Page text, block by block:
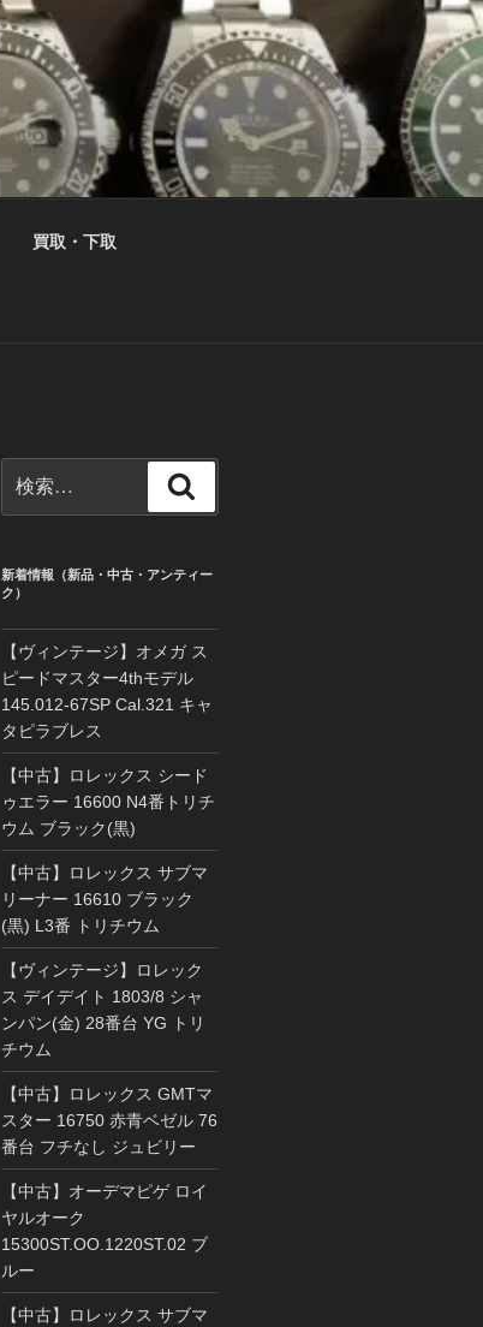
買取・下取
索:
索
新着情報（新品・中古・アンティー
ク）
【ヴィンテージ】オメガ ス
ピードマスター4thモデル
145.012-67SP Cal.321 キャ
タピラブレス
【中古】ロレックス シード
ゥエラー 16600 N4番トリチ
ウム ブラック(黒)
【中古】ロレックス サブマ
リーナー 16610 ブラック
(黒) L3番 トリチウム
【ヴィンテージ】ロレック
ス デイデイト 1803/8 シャ
ンパン(金) 28番台 YG トリ
チウム
【中古】ロレックス GMTマ
スター 16750 赤青ベゼル 76
番台 フチなし ジュビリー
【中古】オーデマピゲ ロイ
ヤルオーク
15300ST.OO.1220ST.02 ブ
ルー
【中古】ロレックス サブマ